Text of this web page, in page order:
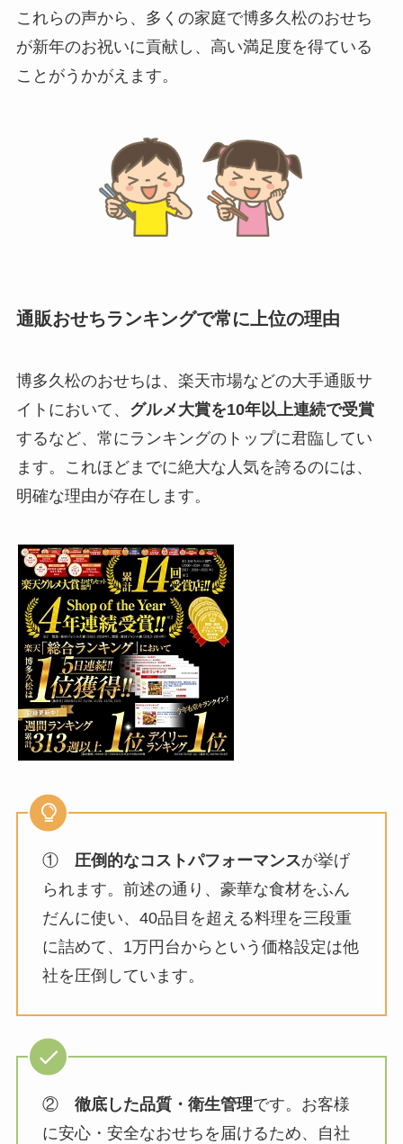
これらの声から、多くの家庭で博多久松のおせち
が新年のお祝いに貢献し、高い満足度を得ている
ことがうかがえます。
通販おせちランキングで常に上位の理由
博多久松のおせちは、楽天市場などの大手通販サ
イトにおいて、 グルメ大賞を10年以上連続で受賞
するなど、常にランキングのトップに君臨してい
ます。これほどまでに絶大な人気を誇るのには、
明確な理由が存在します。
① 圧倒的なコストパフォーマンスが挙げ
られます。前述の通り、豪華な食材をふん
だんに使い、40品目を超える料理を三段重
に詰めて、1万円台からという価格設定は他
社を圧倒しています。
② 徹底した品質・衛生管理です。お客様
に安心・安全なおせちを届けるため、自社